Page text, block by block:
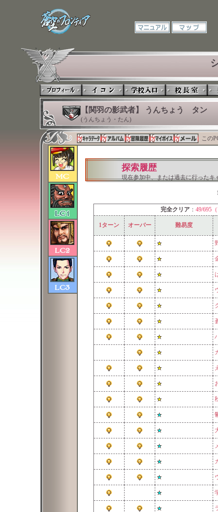
【関羽の影武者】 うんちょう タン
(うんちょう・たん)
この
探索履歴
現在参加中、または過去に行った
完全クリア ： 49/695
1ターン オーバー 難易度